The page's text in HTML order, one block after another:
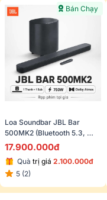
Bán Chạy
Loa Soundbar JBL Bar
500MK2 (Bluetooth 5.3,
750W)
17.900.000đ
Quà trị giá 2.100.000đ
5 (2)